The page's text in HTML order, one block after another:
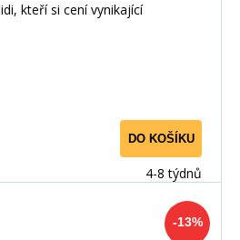
kteří si cení vynikající
DO KOŠÍKU
4-8 týdnů
-13%